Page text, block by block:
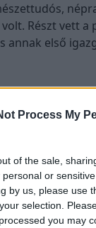
Process My
of the sale,
or
by us, please use
selection.
you may
Részt vett a
annak első
hozott
a hazai
századi
alkotója.